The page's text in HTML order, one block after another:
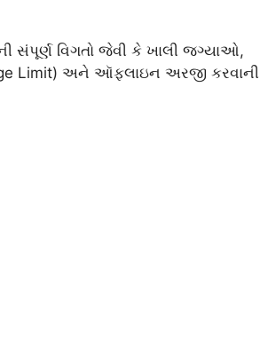
સંપૂર્ણ વિગતો જેવી કે ખાલી જગ્યાઓ,
Limit) અને ઑફલાઇન અરજી કરવાની